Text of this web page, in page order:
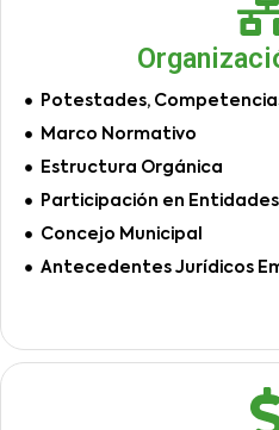
Potestades,
Marco Normativo
Estructura Orgánica
Participación en Entidades
Concejo Municipal
Antecedentes Jurídicos